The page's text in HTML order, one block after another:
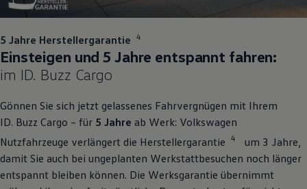
5 Jahre Herstellergarantie 4
Einsteigen und 5 Jahre entspannt fahren:
im ID. Buzz Cargo
Gönnen Sie sich jetzt gelassenes Fahrvergnügen mit Ihrem
ID. Buzz Cargo – für 5 Jahre ab Werk: Volkswagen
Nutzfahrzeuge verlängert die Herstellergarantie 4
um 3 Jahre,
damit Sie auch bei ungeplanten Werkstattbesuchen noch länger
entspannt bleiben können. Die Werksgarantie übernimmt